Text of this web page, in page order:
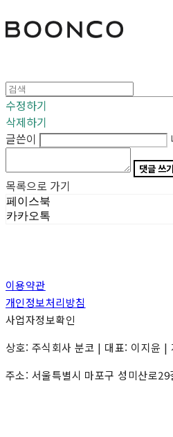
수정하기
삭제하기
글쓴이
댓글 쓰기
목록으로 가기
페이스북
카카오톡
이용약관
개인정보처리방침
사업자정보확인
상호: 주식회사 분코 | 대표: 이지윤
주소: 서울특별시 마포구 성미산로